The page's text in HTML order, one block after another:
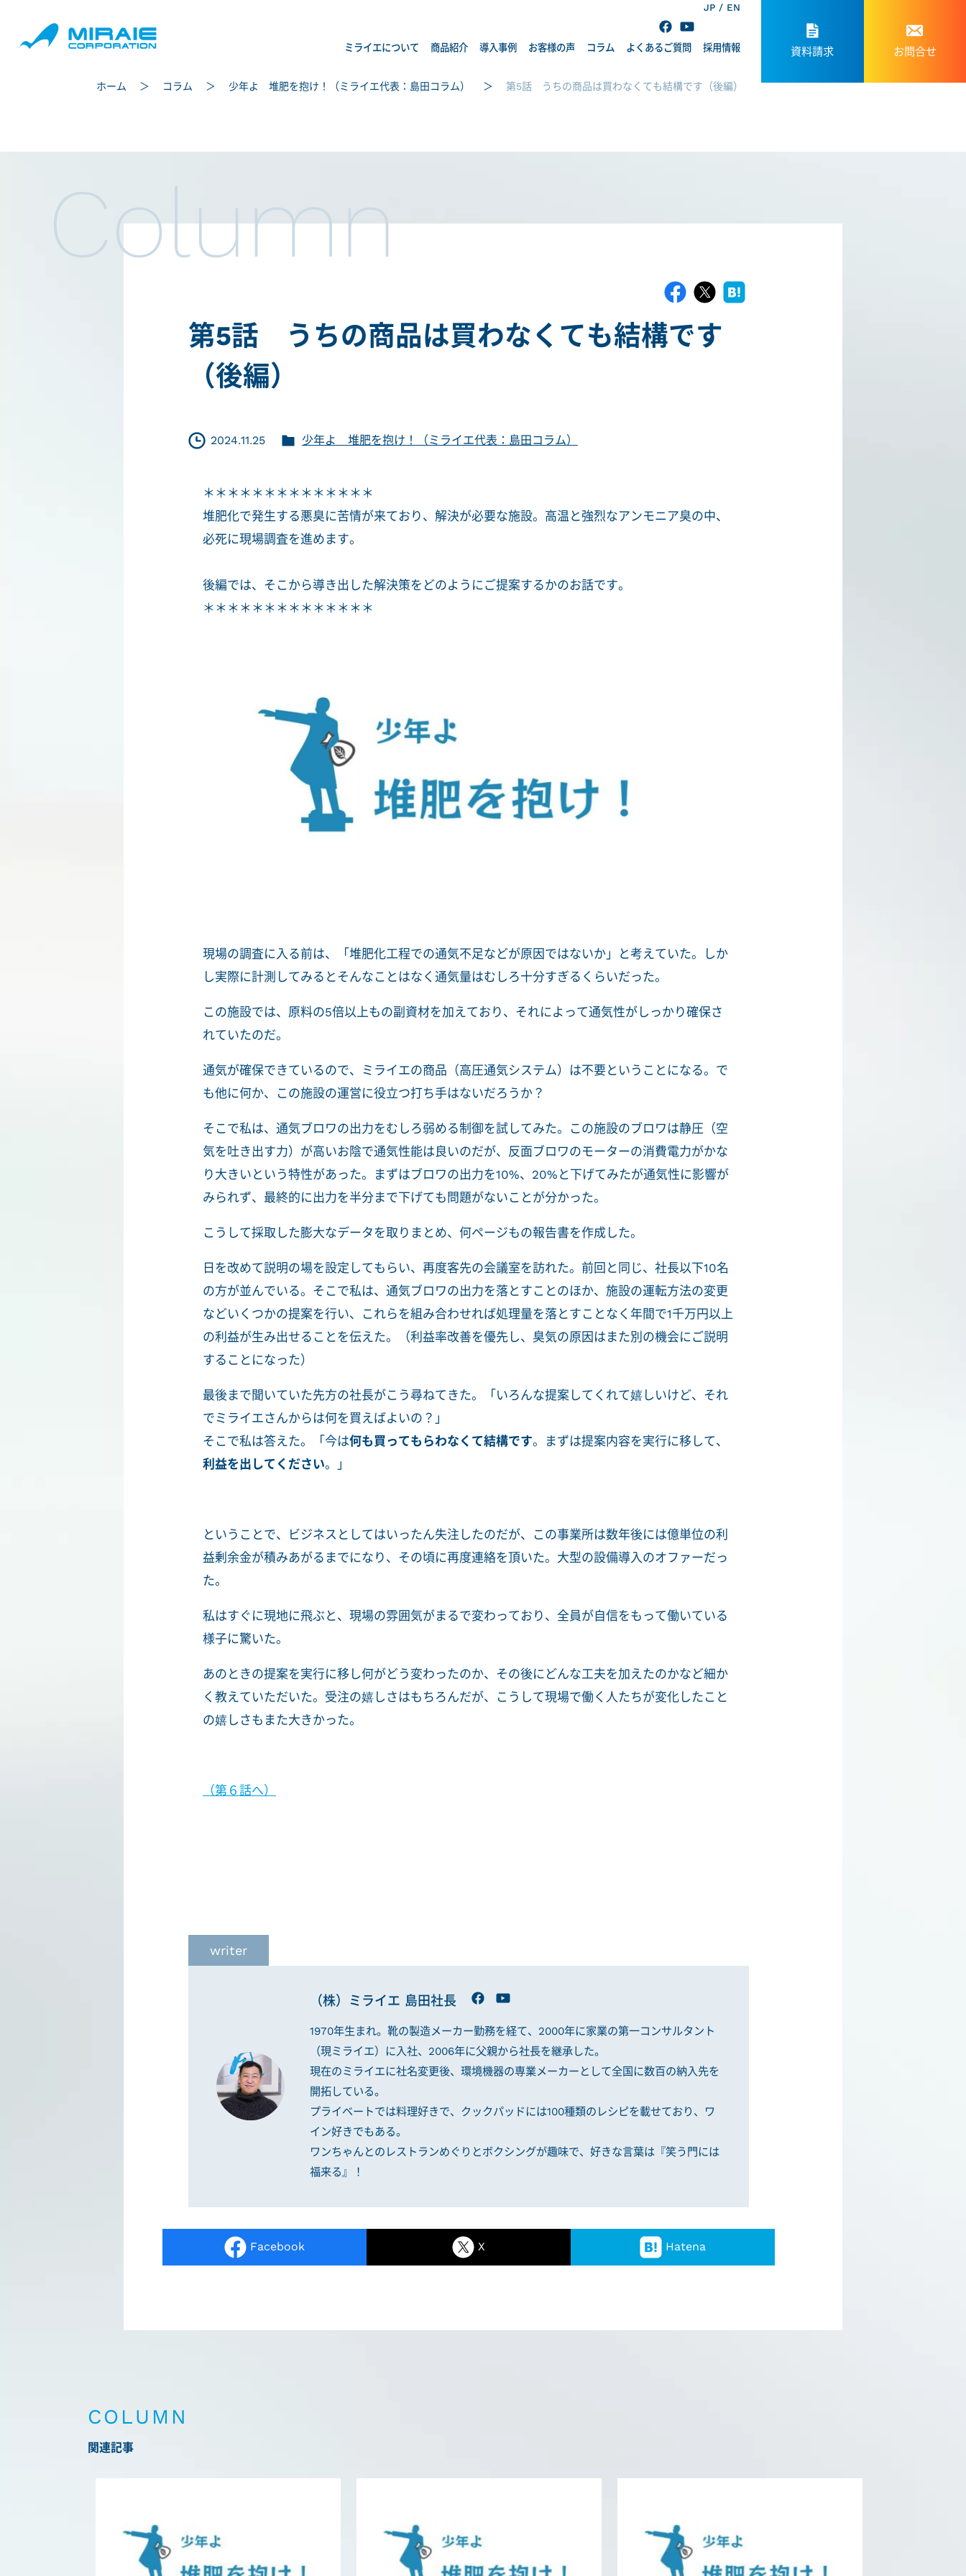
EN
JP
ミライエについて 商品紹介 導入事例 お客様の声 コラム よくあるご質問 採用情報 資料請求 お問合せ
ホーム コラム 少年よ 堆肥を抱け！（ミライエ代表：島田コラム） 第5話 うちの商品は買わなくても結構です（後編）
Column
第5話 うちの商品は買わなくても結構です
（後編）
2024.11.25 少年よ 堆肥を抱け！（ミライエ代表：島田コラム）
＊＊＊＊＊＊＊＊＊＊＊＊＊＊
堆肥化で発生する悪臭に苦情が来ており、解決が必要な施設。高温と強烈なアンモニア臭の中、
必死に現場調査を進めます。
後編では、そこから導き出した解決策をどのようにご提案するかのお話です。
＊＊＊＊＊＊＊＊＊＊＊＊＊＊
現場の調査に入る前は、「堆肥化工程での通気不足などが原因ではないか」と考えていた。しか
し実際に計測してみるとそんなことはなく通気量はむしろ十分すぎるくらいだった。
この施設では、原料の5倍以上もの副資材を加えており、それによって通気性がしっかり確保さ
れていたのだ。
通気が確保できているので、ミライエの商品（高圧通気システム）は不要ということになる。で
も他に何か、この施設の運営に役立つ打ち手はないだろうか？
そこで私は、通気ブロワの出力をむしろ弱める制御を試してみた。この施設のブロワは静圧（空
気を吐き出す力）が高いお陰で通気性能は良いのだが、反面ブロワのモーターの消費電力がかな
り大きいという特性があった。まずはブロワの出力を10%、20%と下げてみたが通気性に影響が
みられず、最終的に出力を半分まで下げても問題がないことが分かった。
こうして採取した膨大なデータを取りまとめ、何ページもの報告書を作成した。
日を改めて説明の場を設定してもらい、再度客先の会議室を訪れた。前回と同じ、社長以下10名
の方が並んでいる。そこで私は、通気ブロワの出力を落とすことのほか、施設の運転方法の変更
などいくつかの提案を行い、これらを組み合わせれば処理量を落とすことなく年間で1千万円以上
の利益が生み出せることを伝えた。（利益率改善を優先し、臭気の原因はまた別の機会にご説明
することになった）
最後まで聞いていた先方の社長がこう尋ねてきた。「いろんな提案してくれて嬉しいけど、それ
でミライエさんからは何を買えばよいの？」
そこで私は答えた。「今は何も買ってもらわなくて結構です。まずは提案内容を実行に移して、
利益を出してください。」
ということで、ビジネスとしてはいったん失注したのだが、この事業所は数年後には億単位の利
益剰余金が積みあがるまでになり、その頃に再度連絡を頂いた。大型の設備導入のオファーだっ
た。
私はすぐに現地に飛ぶと、現場の雰囲気がまるで変わっており、全員が自信をもって働いている
様子に驚いた。
あのときの提案を実行に移し何がどう変わったのか、その後にどんな工夫を加えたのかなど細か
く教えていただいた。受注の嬉しさはもちろんだが、こうして現場で働く人たちが変化したこと
の嬉しさもまた大きかった。
（第６話へ）
writer
（株）ミライエ 島田社長
1970年生まれ。靴の製造メーカー勤務を経て、2000年に家業の第一コンサルタント
（現ミライエ）に入社、2006年に父親から社長を継承した。
現在のミライエに社名変更後、環境機器の専業メーカーとして全国に数百の納入先を
開拓している。
プライベートでは料理好きで、クックパッドには100種類のレシピを載せており、ワ
イン好きでもある。
ワンちゃんとのレストランめぐりとボクシングが趣味で、好きな言葉は『笑う門には
福来る』！
Facebook X Hatena
COLUMN
関連記事